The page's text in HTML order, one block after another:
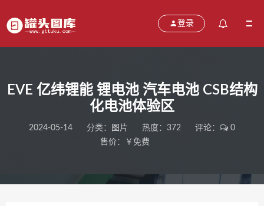
登录
EVE 亿纬锂能 锂电池 汽车电池 CSB结构
化电池体验区
2024-05-14 分类： 图片 热度：372 评论：
0
售价：￥免费